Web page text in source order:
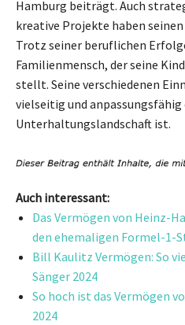
Hamburg beiträgt. Auch
kreative Projekte haben
Trotz seiner beruflichen
Familienmensch, der seine
stellt. Seine verschiedenen
vielseitig und
Unterhaltungslandschaft ist.
Auch interessant:
Das Vermögen von Heinz-
den ehemaligen Formel-1-
Bill Kaulitz Vermögen: So
Sänger 2024
So hoch ist das Vermögen
2024